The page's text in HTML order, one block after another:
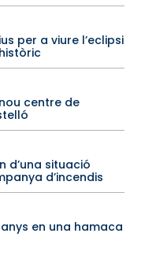
per a viure l’eclipsi
centre de
d’una situació
d’incendis
en una hamaca